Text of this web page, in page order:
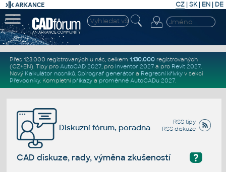
CZ | SK| EN | DE
Přes 123.000 registrovaných u nás, celkem 1.130.000registrovaných
(CZ+EN). Tipy pro AutoCAD 2027, pro Inventor 2027a pro Revit 2027.
Nový Kalkulátor nosníků, Spirograf generátor a Regresní křivkyv sekci
Převodníky. Kompletní příkazya proměnné AutoCADu 2027.
RSS tipy
RSS diskuze
Diskuzní fórum, poradna
?
CAD diskuze, rady, výměna zkušeností